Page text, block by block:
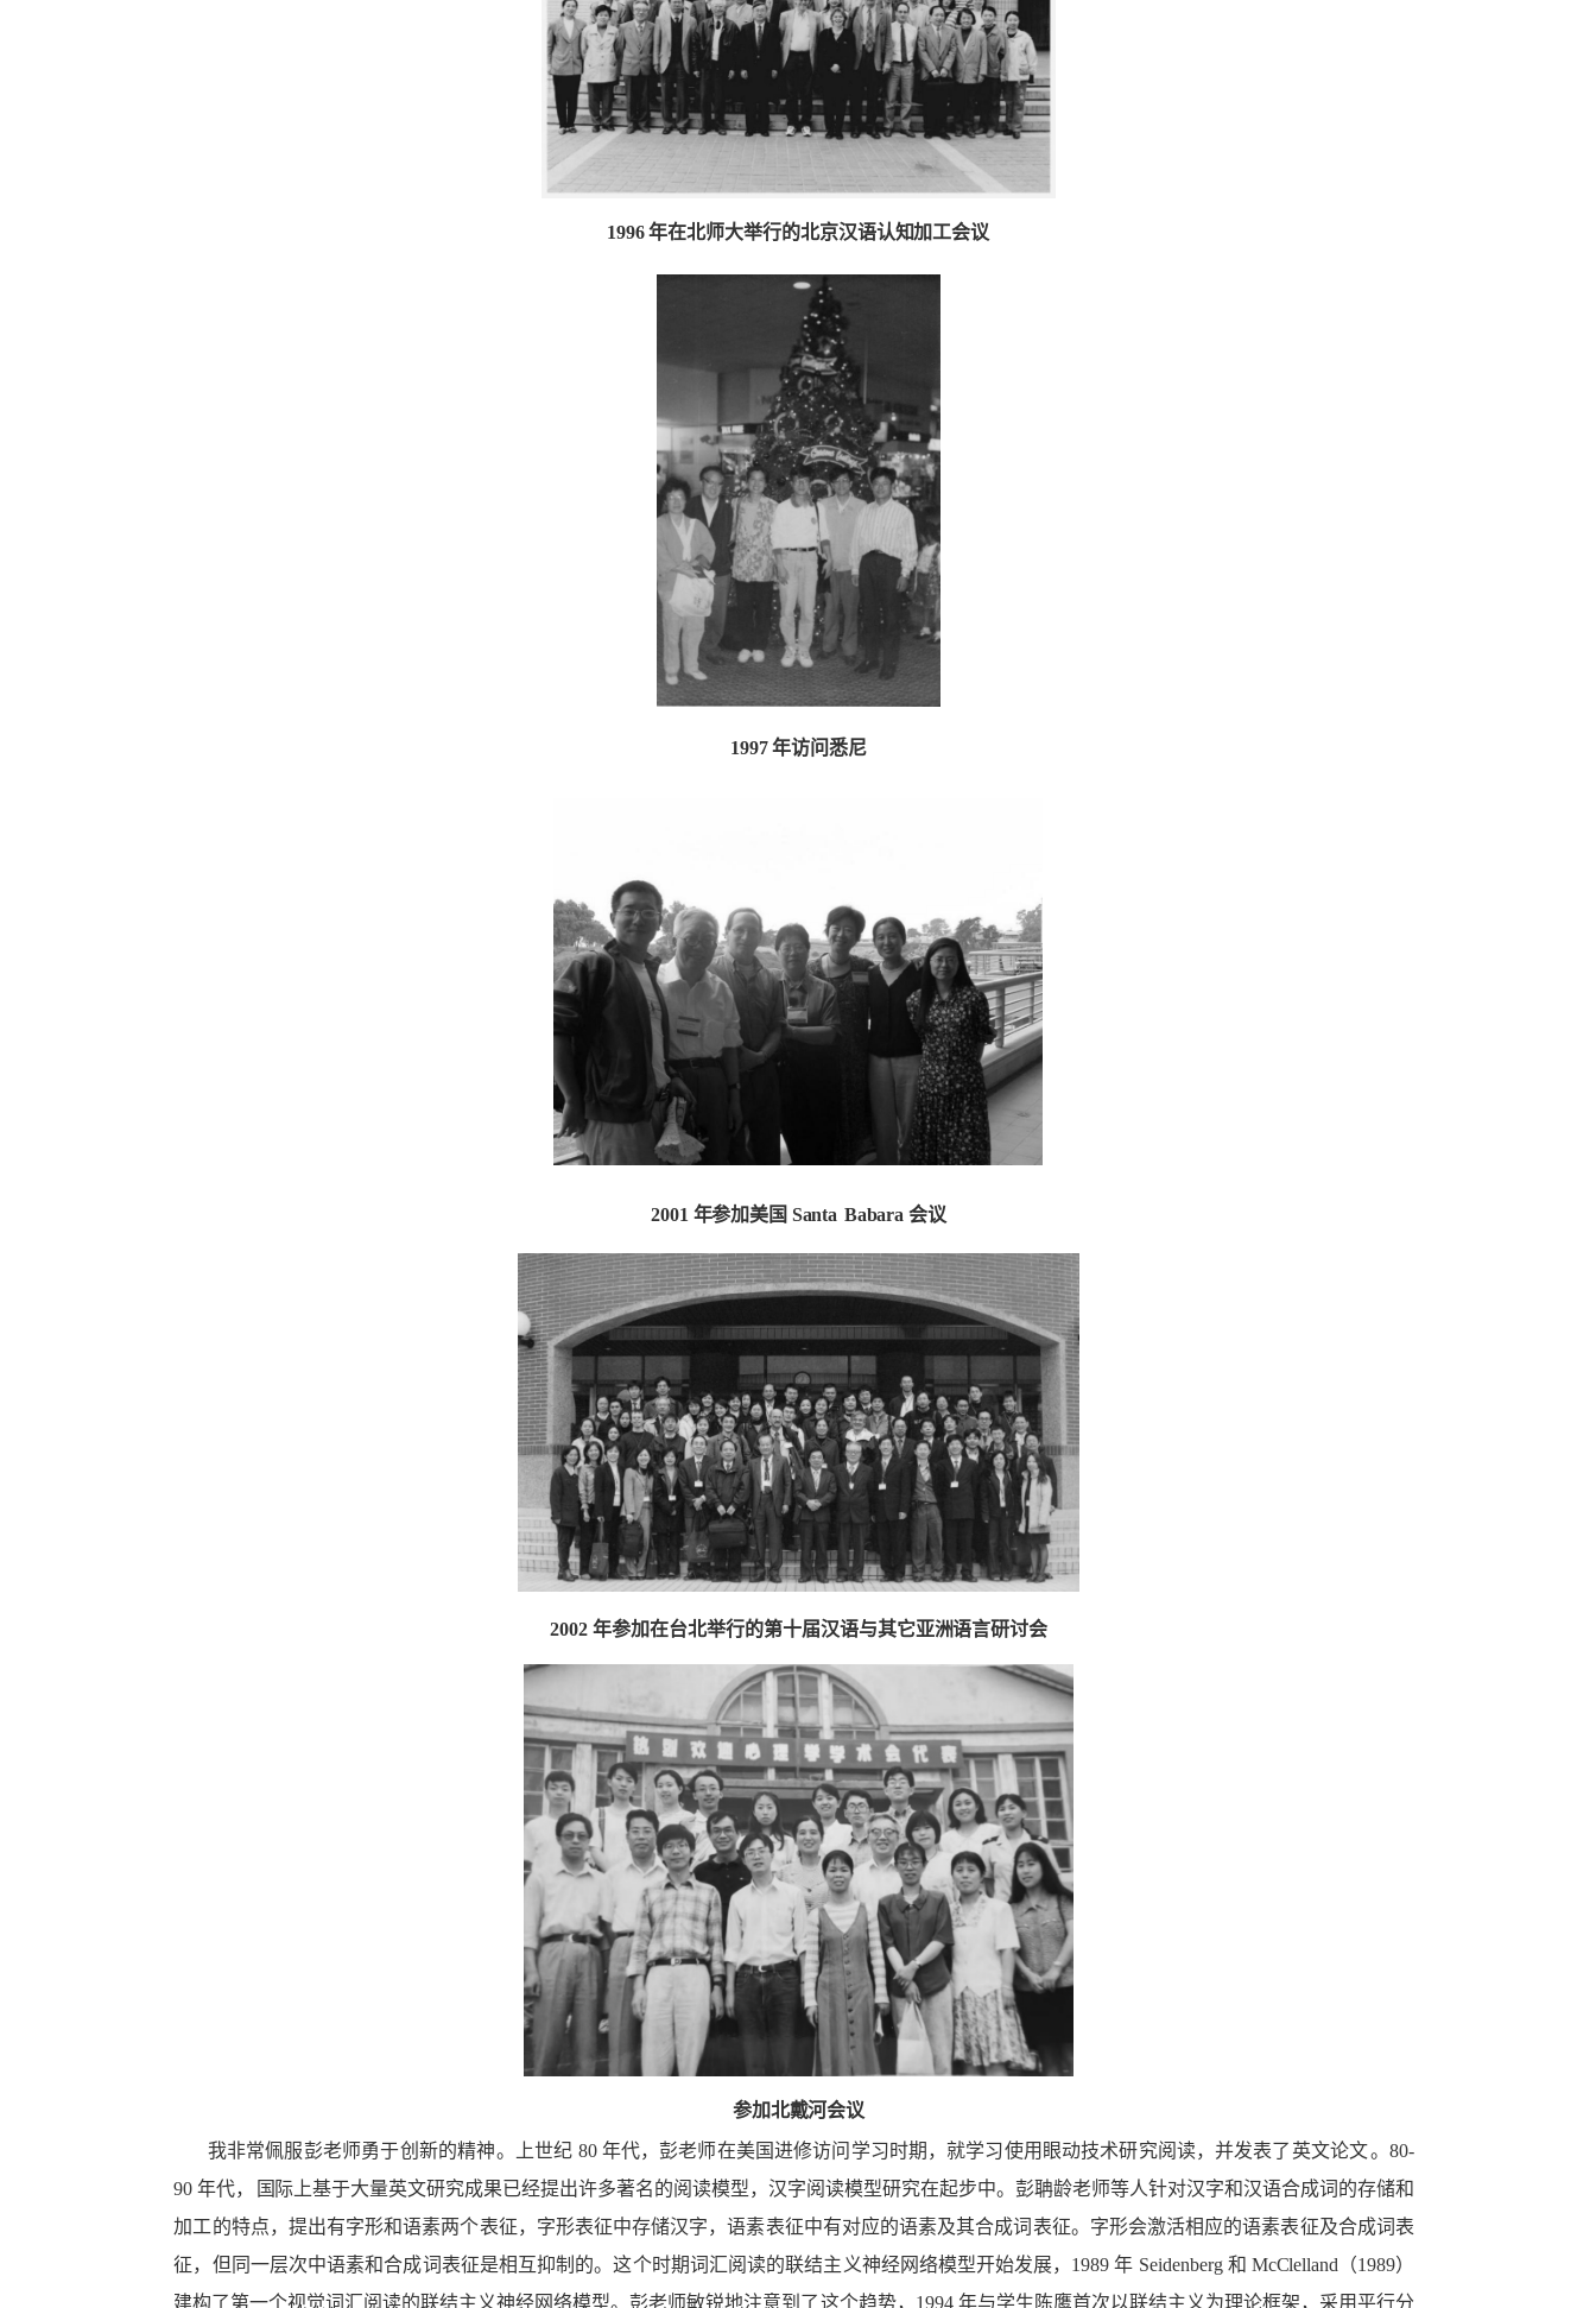
1996 年在北师大举行的北京汉语认知加工会议
1997 年访问悉尼
2001 年参加美国 Santa Babara 会议
2002 年参加在台北举行的第十届汉语与其它亚洲语言研讨会
参加北戴河会议
我非常佩服彭老师勇于创新的精神。上世纪 80 年代，彭老师在美国进修访问学习时期，就学习使用眼动技术研究阅读，并发表了英文论文。80-
90 年代，
国际上基于大量英文研究成果已经提出许多著名的阅读模型，汉字阅读模型研究在起步中。彭聃龄老师等人针对汉字和汉语合成词的存储和
加工的特点，提出有字形和语素两个表征，字形表征中存储汉字，语素表征中有对应的语素及其合成词表征。字形会激活相应的语素表征及合成词表
征，但同一层次中语素和合成词表征是相互抑制的。这个时期词汇阅读的联结主义神经网络模型开始发展，1989 年 Seidenberg 和 McClelland（1989）
建构了第一个视觉词汇阅读的联结主义神经网络模型。彭老师敏锐地注意到了这个趋势，1994 年与学生陈鹰首次以联结主义为理论框架，采用平行分